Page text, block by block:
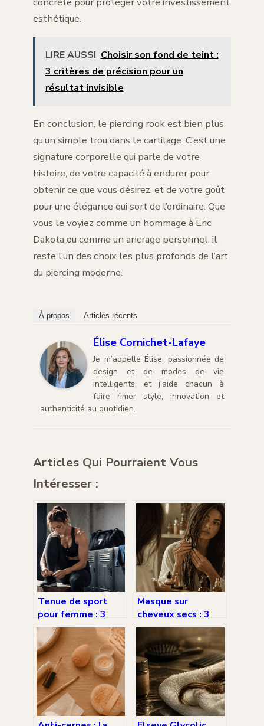
esthétique.
LIRE AUSSI Choisir son fond de teint :
3 critères de précision pour un
résultat invisible
En conclusion, le piercing rook est bien plus
qu’un simple trou dans le cartilage. C’est une
signature corporelle qui parle de votre
histoire, de votre capacité à endurer pour
obtenir ce que vous désirez, et de votre goût
pour une élégance qui sort de l’ordinaire. Que
vous le voyiez comme un hommage à Eric
Dakota ou comme un ancrage personnel, il
reste l’un des choix les plus profonds de l’art
du piercing moderne.
À propos Articles récents
Élise Cornichet-Lafaye
Je m’appelle Élise, passionnée de
design et de modes de vie
intelligents, et j’aide chacun à
faire rimer style, innovation et
authenticité au quotidien.
Articles Qui Pourraient Vous
Intéresser :
Tenue de sport
pour femme : 3
critères de
maintien
essentiels et les
erreurs textiles à
éviter
Masque sur
cheveux secs : 3
raisons de changer
votre routine pour
une nutrition
intense